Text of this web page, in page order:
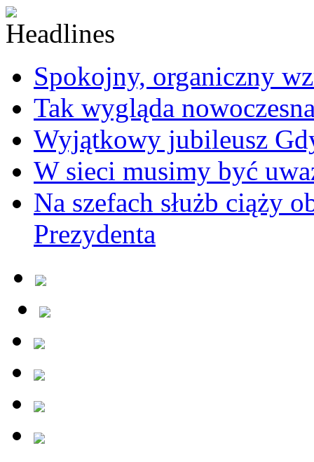
Spokojny, organiczny
Tak wygląda
Wyjątkowy jubileusz
W sieci musimy być
Na szefach służb ciąży
Prezydenta